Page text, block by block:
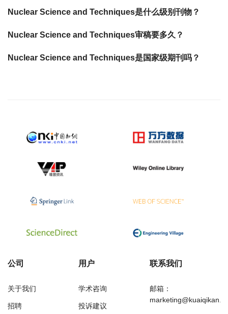
Nuclear Science and Techniques是什么级别刊物？
Nuclear Science and Techniques审稿要多久？
Nuclear Science and Techniques是国家级期刊吗？
公司
关于我们
招聘
用户
学术咨询
投诉建议
联系我们
邮箱：